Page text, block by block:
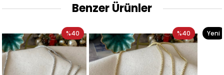
Benzer Ürünler
%40
Yeni
Ürün